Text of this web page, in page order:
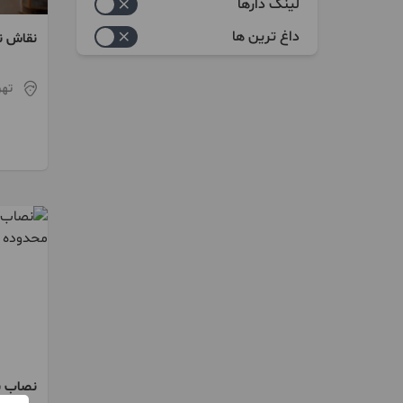
خدماتی
پرده
لینک دارها
داغ ترین ها
نقاش
نصاب